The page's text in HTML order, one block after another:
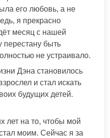
его любовь, а не
я прекрасно
месяц с нашей
перестану быть
не устраивало.
Дэна становилось
и стал искать
будущих детей.
лет на то, чтобы мой
моим. Сейчас я за